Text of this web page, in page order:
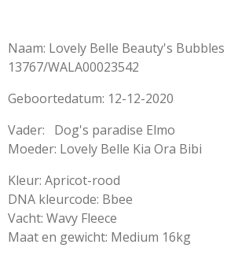
Naam: Lovely Belle Beauty's Bubbles
13767/WALA00023542
Geboortedatum: 12-12-2020
Vader: Dog's paradise Elmo
Moeder: Lovely Belle Kia Ora Bibi
Kleur: Apricot-rood
DNA kleurcode: Bbee
Vacht: Wavy Fleece
Maat en gewicht: Medium 16kg